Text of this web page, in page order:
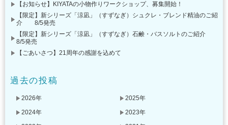
【お知らせ】KIYATAの小物作りワークショップ、募集開始！
【限定】新シリーズ「涼凪」（すずなぎ）シュクレ・ブレンド精油のご紹
介 8/5発売
【限定】新シリーズ「涼凪」（すずなぎ）石鹸・バスソルトのご紹介
8/5発売
【ごあいさつ】21周年の感謝を込めて
過去の投稿
2026年
2025年
2024年
2023年